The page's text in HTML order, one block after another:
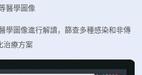
醫學圖像
學圖像進行解讀，篩查多種感染和非傳
治療方案